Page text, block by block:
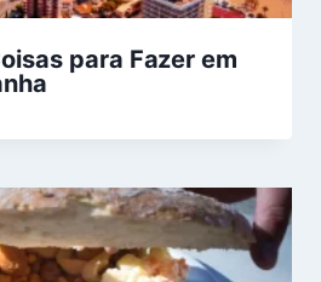
para Fazer em